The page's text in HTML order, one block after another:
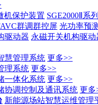
机保护装置 SGE2000Ⅱ系
群调群控屏 光功率预
驱动器 永磁开关机构驱动
慧管理系统 更多>>
理系统 更多>>
一体化系统 更多>>
协调控制及通讯系统 更多
新能源场站智慧运维管理